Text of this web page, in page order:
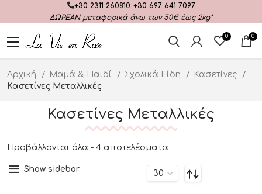
+30 2311 260810 +30 697 641 7097
ΔΩΡΕΑΝμεταφορικά άνω των 50€ έως 2kg*
0 0
Αρχική Μαμά & Παιδί Σχολικά Είδη
Κασετίνες
Κασετίνες Μεταλλικές
Κασετίνες Μεταλλικές
Προβάλλονται όλα - 4 αποτελέσματα
Show sidebar